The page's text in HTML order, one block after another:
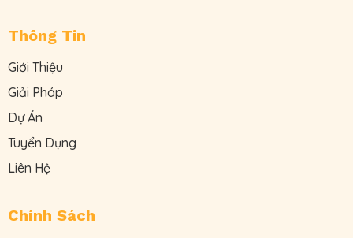
Thông Tin
Giới Thiệu
Giải Pháp
Dự Án
Tuyển Dụng
Liên Hệ
Chính Sách